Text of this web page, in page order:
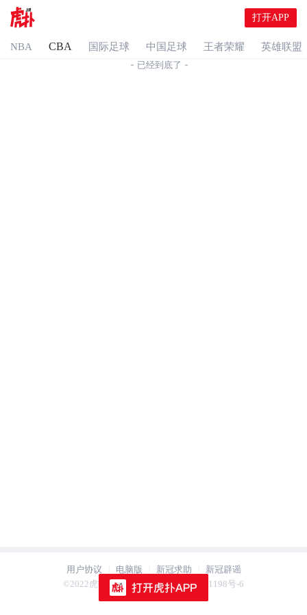
打开APP
NBA CBA 国际足球 中国足球 王者荣耀
英雄联盟
- 已经到底了 -
用户协议 电脑版 新冠求助
新冠辟谣
©2022虎扑 hupu.com 沪ICP备2021021198号-6
用户协议 电脑版 新冠求助
新冠辟谣
©2022虎扑 hupu.com 沪ICP备2021021198号-6